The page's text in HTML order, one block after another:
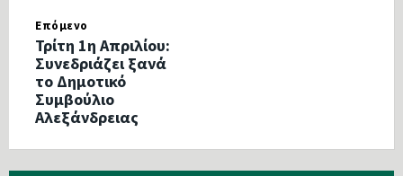
Επόμενο
Τρίτη 1η Απριλίου:
Συνεδριάζει ξανά
το Δημοτικό
Συμβούλιο
Αλεξάνδρειας